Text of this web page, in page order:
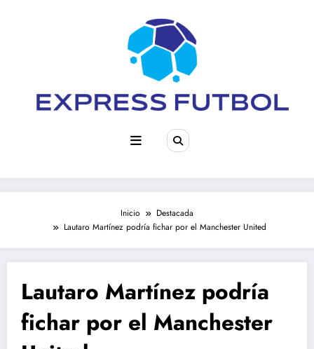
Inicio
Destacada
Lautaro Martínez podría fichar por el Manchester United
Lautaro Martínez podría
fichar por el Manchester